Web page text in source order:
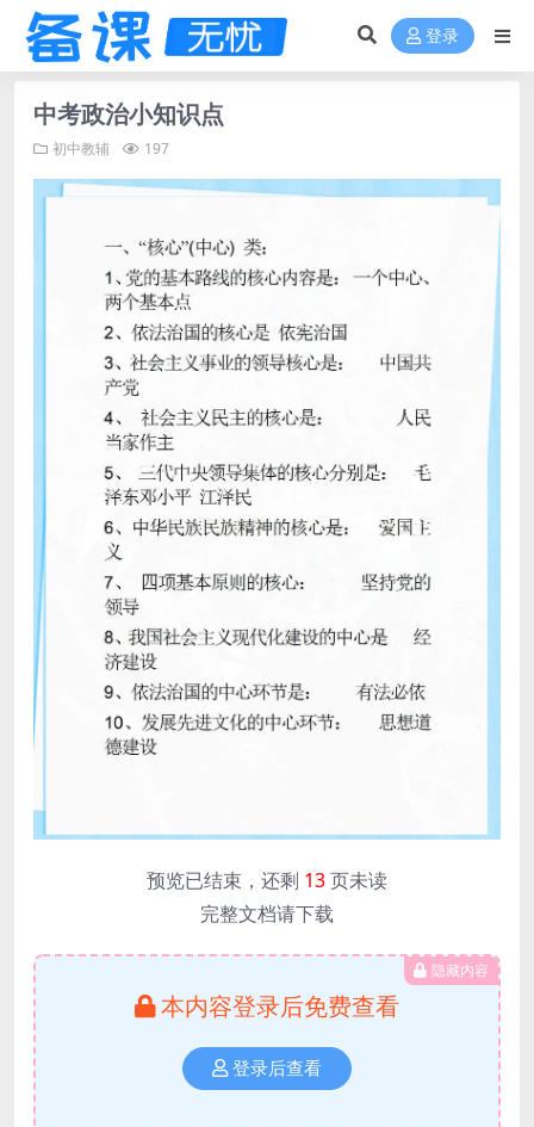
登录
中考政治小知识点
初中教辅 197
预览已结束，还剩 13页未读
完整文档请下载
隐藏内容
本内容登录后免费查看
登录后查看